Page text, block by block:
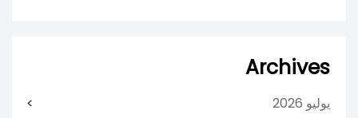
Archives
يوليو 2026